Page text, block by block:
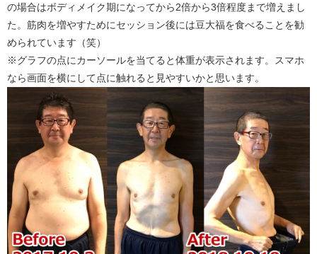
の場合はボディメイク期になってから2倍から3倍程度まで増えまし
た。筋肉を増やすためにセッション後には豆大福を食べることを勧
められています（笑）
※グラフの点にカーソールを当てると体重が表示されます。スマホ
なら画面を横にして点に触れると見やすいかと思います。